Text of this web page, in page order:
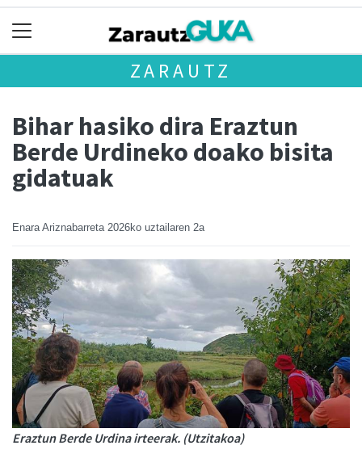
ZARAUTZ
Bihar hasiko dira Eraztun
Berde Urdineko doako bisita
gidatuak
Enara Ariznabarreta 2026ko uztailaren 2a
Eraztun Berde Urdina irteerak. (Utzitakoa)